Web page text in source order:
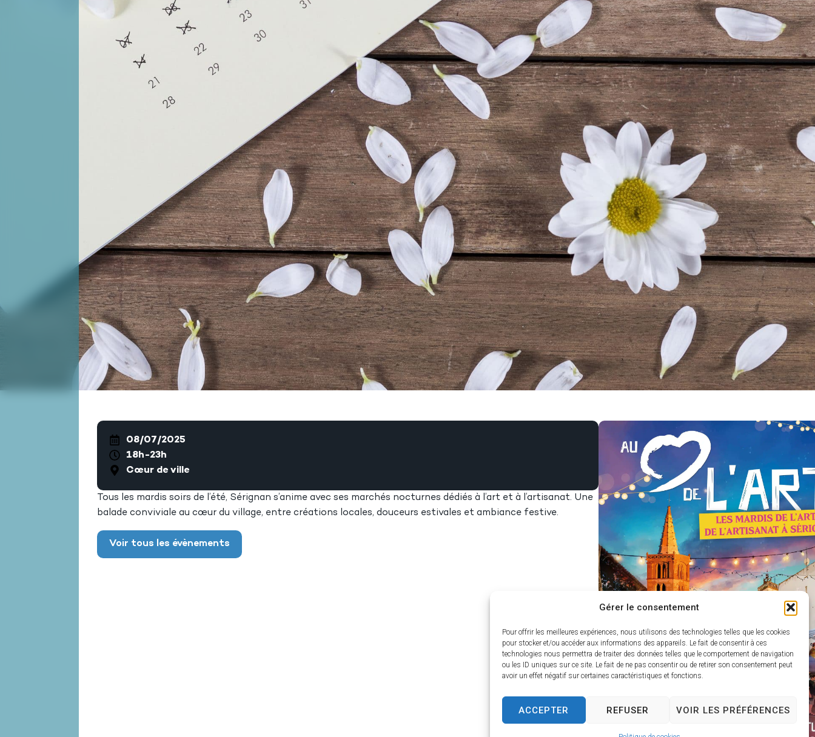
Gérer le consentement
Pour offrir les meilleures expériences, nous utilisons des technologies telles que les cookies
pour stocker et/ou accéder aux informations des appareils. Le fait de consentir à ces
technologies nous permettra de traiter des données telles que le comportement de navigation
ou les ID uniques sur ce site. Le fait de ne pas consentir ou de retirer son consentement peut
avoir un effet négatif sur certaines caractéristiques et fonctions.
ACCEPTER REFUSER VOIR LES PRÉFÉRENCES
08/07/2025
18h-23h
Cœur de ville
Tous les mardis soirs de l’été, Sérignan s’anime avec ses marchés nocturnes dédiés à l’art et à l’artisanat. Une
balade conviviale au cœur du village, entre créations locales, douceurs estivales et ambiance festive.
Voir tous les évènements